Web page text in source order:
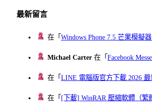
最新留言
在「Windows Phone 7.5 芒果模擬
Michael Carter 在「Facebook
在「LINE 電腦版官方下載 2026 最
在「 [下載] WinRAR 壓縮軟體（繁